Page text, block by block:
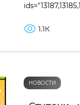
1.1К
НОВОСТИ